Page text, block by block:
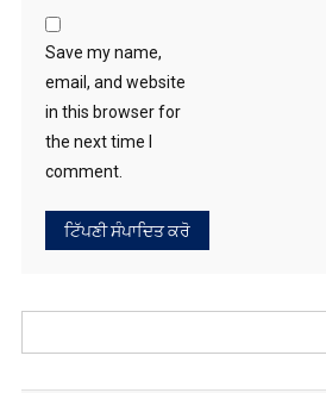
Save my name,
email, and website
in this browser for
the next time I